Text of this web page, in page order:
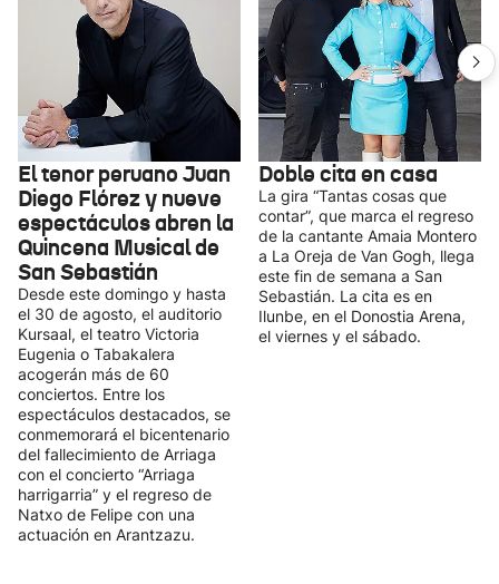
El tenor peruano Juan
Diego Flórez y nueve
espectáculos abren la
Quincena Musical de
San Sebastián
Desde este domingo y hasta
el 30 de agosto, el auditorio
Kursaal, el teatro Victoria
Eugenia o Tabakalera
acogerán más de 60
conciertos. Entre los
espectáculos destacados, se
conmemorará el bicentenario
del fallecimiento de Arriaga
con el concierto “Arriaga
harrigarria” y el regreso de
Natxo de Felipe con una
actuación en Arantzazu.
Doble cita en casa
La gira “Tantas cosas que
contar”, que marca el regreso
de la cantante Amaia Montero
a La Oreja de Van Gogh, llega
este fin de semana a San
Sebastián. La cita es en
Ilunbe, en el Donostia Arena,
el viernes y el sábado.